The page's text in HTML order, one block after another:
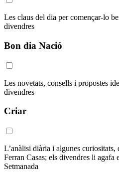
Les claus del dia per començar-lo
divendres
Bon dia Nació
Les novetats, consells i propostes
divendres
Criar
L’anàlisi diària i algunes
Ferran Casas; els divendres li
Setmanada